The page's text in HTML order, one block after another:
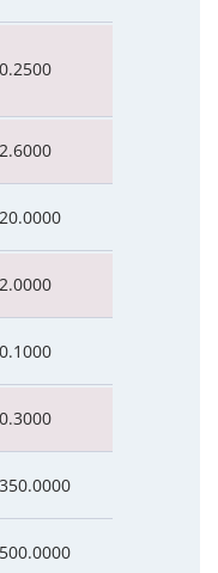
0.2500
2.6000
20.0000
2.0000
0.1000
0.3000
350.0000
500.0000